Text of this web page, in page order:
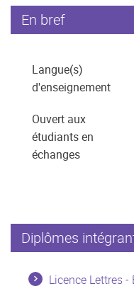
En bref
Langue(s)
d'enseignement
Ouvert aux
étudiants en
échanges
Diplômes
Licence Lettres